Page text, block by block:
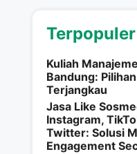
Terpopuler
Kuliah
Bandung:
Terjangkau
Jasa Like
Instagram,
Twitter: Solusi
Engagement